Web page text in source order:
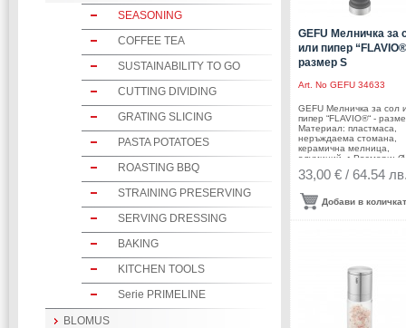
GEFU Мелничка за
или пипер
размер S
Art. No GEFU 34633
GEFU Мелничка за сол
пипер “FLAVIO®“ -
Материал: пластмаса,
неръждаема стомана,
керамична мелница,
алуминий • Размери: Ø
17 см• Лесен за
контейнер•
керамичен механизъм
смилане• Подходяща и
33,00 € / 64.54
Добави в
SEASONING
COFFEE TEA
SUSTAINABILITY TO GO
CUTTING DIVIDING
GRATING SLICING
PASTA POTATOES
ROASTING BBQ
STRAINING PRESERVING
SERVING DRESSING
BAKING
KITCHEN TOOLS
Serie PRIMELINE
BLOMUS